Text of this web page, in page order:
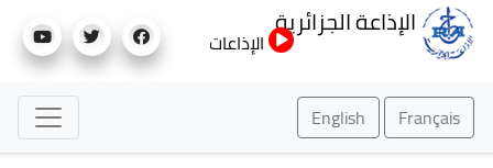
إلى
الإذاعة الجزائرية
الإذاعات
Français
English